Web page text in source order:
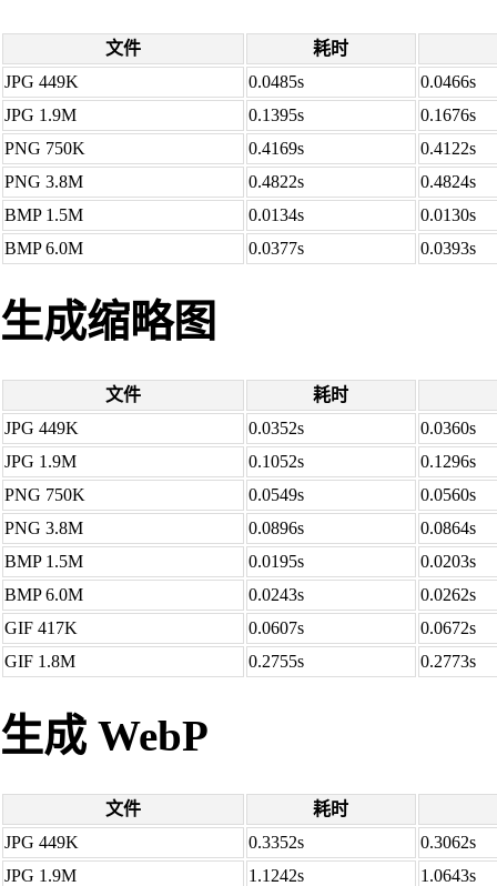
文件
耗时
JPG 449K
0.0485s
0.0466s
JPG 1.9M
0.1395s
0.1676s
PNG 750K
0.4169s
0.4122s
PNG 3.8M
0.4822s
0.4824s
BMP 1.5M
0.0134s
0.0130s
BMP 6.0M
0.0377s 0.0393s
生成缩略图
文件
耗时
JPG 449K
0.0352s
0.0360s
JPG 1.9M
0.1052s
0.1296s
PNG 750K
0.0549s
0.0560s
PNG 3.8M
0.0896s
0.0864s
BMP 1.5M
0.0195s
0.0203s
BMP 6.0M
0.0243s
0.0262s
GIF 417K
0.0607s
0.0672s
GIF 1.8M
0.2755s 0.2773s
生成 WebP
文件
耗时
JPG 449K
0.3352s
0.3062s
JPG 1.9M
1.1242s
1.0643s